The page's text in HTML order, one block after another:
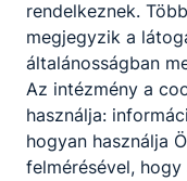
2026.06.01-jén a 2/
illetve a 10.B, a 9.A,
eszéki kiránduláson
kiskőszegi (Batina)
legnagyobb
világháborúban.
rendelkeznek.
megjegyzik a
általánosságban
Az intézmény a
használja:
hogyan használja
felmérésével,